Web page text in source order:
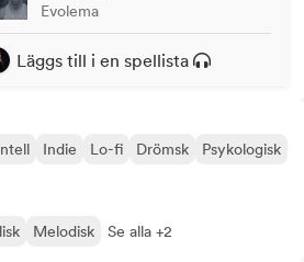
Evolema
Läggs till i en spellista
Indie Lo-fi Drömsk
Psykologisk
Melodisk Se alla +2